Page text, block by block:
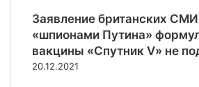
о
г
а
з
д
л
я
в
С
л
о
г
т
и
Е
С
л
о
в
и
Заявление британских
«шпионами Путина»
вакцины «Спутник V» не
20.12.2021